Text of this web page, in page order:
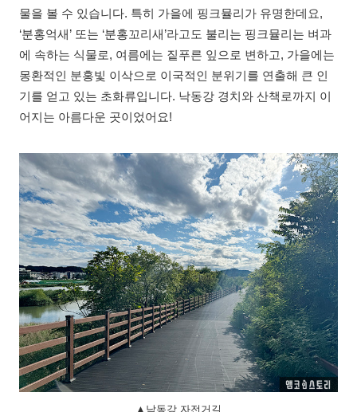
물을 볼 수 있습니다. 특히 가을에 핑크뮬리가 유명한데요,
‘분홍억새’ 또는 ‘분홍꼬리새’라고도 불리는 핑크뮬리는 벼과
에 속하는 식물로, 여름에는 짙푸른 잎으로 변하고, 가을에는
몽환적인 분홍빛 이삭으로 이국적인 분위기를 연출해 큰 인
기를 얻고 있는 초화류입니다. 낙동강 경치와 산책로까지 이
어지는 아름다운 곳이었어요!
▲낙동강 자전거길